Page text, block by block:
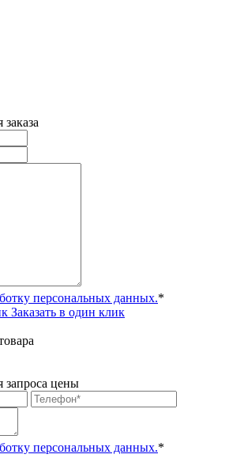
персональных данных.*
Заказать в один клик
запроса цены
персональных данных.*